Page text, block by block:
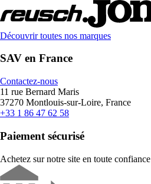
Découvrir toutes nos marques
SAV en France
Contactez-nous
11 rue Bernard Maris
37270 Montlouis-sur-Loire, France
+33 1 86 47 62 58
Paiement sécurisé
Achetez sur notre site en toute confiance